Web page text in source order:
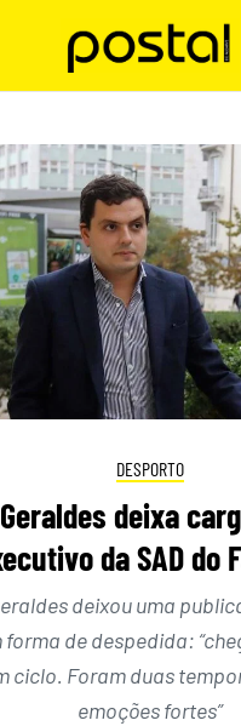
DESPORTO
deixa
da SAD do
deixou uma
forma de despedida:
ciclo. Foram duas
emoções fortes”